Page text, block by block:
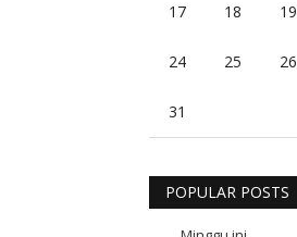
17 18 19
24 25 26
31
POPULAR POSTS